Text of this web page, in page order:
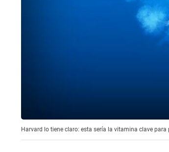
Harvard lo tiene claro: esta sería la vitamina clave